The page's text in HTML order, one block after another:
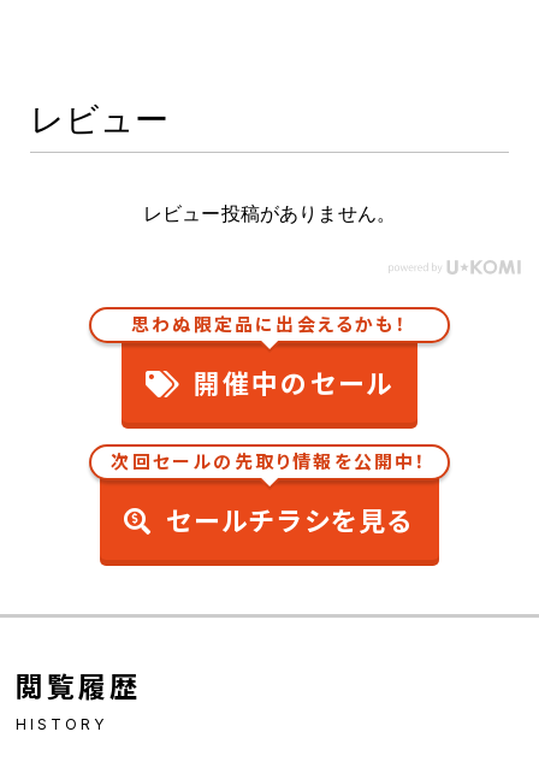
レビュー
レビュー投稿がありません。
思わぬ限定品に出会えるかも！
開催中のセール
次回セールの先取り情報を公開中！
セールチラシを見る
閲覧履歴
HISTORY